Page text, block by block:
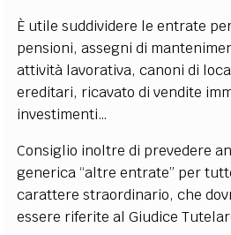
È utile suddividere le entrate
pensioni, assegni di
attività lavorativa, canoni di
ereditari, ricavato di vendite
investimenti…
Consiglio inoltre di prevedere
generica “altre entrate” per
carattere straordinario, che
essere riferite al Giudice